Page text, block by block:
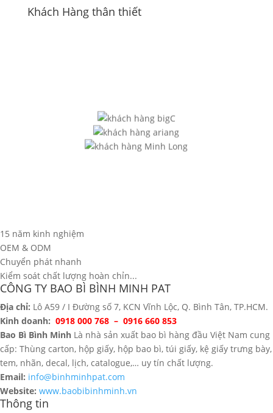
Khách Hàng thân thiết
15 năm kinh nghiệm
OEM & ODM
Chuyển phát nhanh
Kiểm soát chất lượng hoàn chỉn...
CÔNG TY BAO BÌ BÌNH MINH PAT
Địa chỉ: Lô A59 / I Đường số 7, KCN Vĩnh Lộc, Q. Bình Tân, TP.HCM.
Kinh doanh: 0918 000 768 – 0916 660 853
Bao Bì Bình Minh Là nhà sản xuất bao bì hàng đầu Việt Nam cung
cấp: Thùng carton, hộp giấy, hộp bao bì, túi giấy, kệ giấy trưng bày,
tem, nhãn, decal, lịch, catalogue,… uy tín chất lượng.
Email: info@binhminhpat.com
Website: www.baobibinhminh.vn
Thông tin